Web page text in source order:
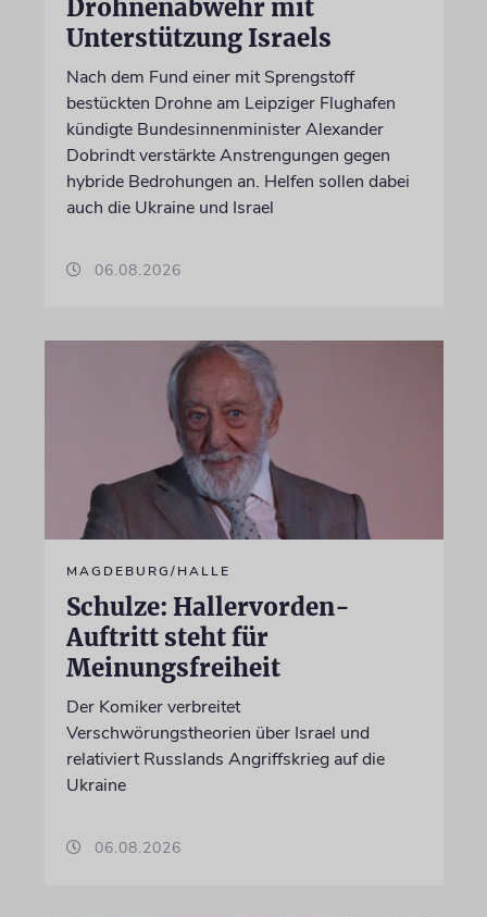
Drohnenabwehr mit
Unterstützung Israels
Nach dem Fund einer mit Sprengstoff
bestückten Drohne am Leipziger Flughafen
kündigte Bundesinnenminister Alexander
Dobrindt verstärkte Anstrengungen gegen
hybride Bedrohungen an. Helfen sollen dabei
auch die Ukraine und Israel
06.08.2026
MAGDEBURG/HALLE
Schulze: Hallervorden-
Auftritt steht für
Meinungsfreiheit
Der Komiker verbreitet
Verschwörungstheorien über Israel und
relativiert Russlands Angriffskrieg auf die
Ukraine
06.08.2026